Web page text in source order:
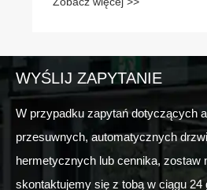
WYŚLIJ ZAPYTANIE
W przypadku zapytań dotyczących
przesuwnych, automatycznych
hermetycznych lub cennika, zostaw
skontaktujemy się z tobą w ciągu 24